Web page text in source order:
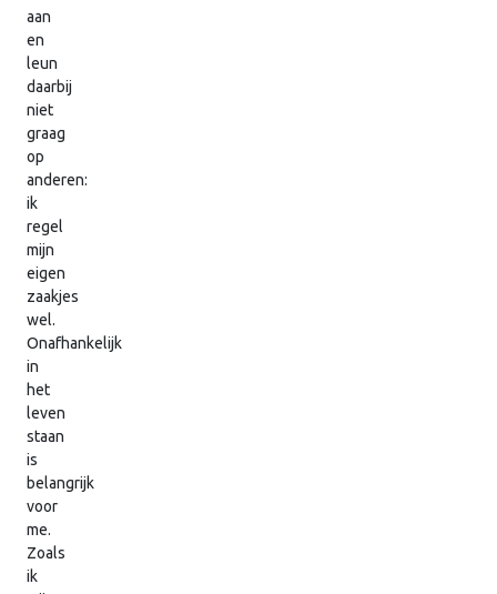
aan
en
leun
daarbij
niet
graag
op
anderen:
ik
regel
mijn
eigen
zaakjes
wel.
Onafhankelijk
in
het
leven
staan
is
belangrijk
voor
me.
Zoals
ik